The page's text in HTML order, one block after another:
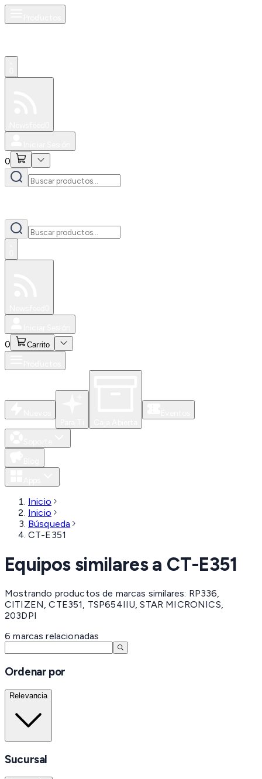
0
0 Carrito
Inicio
Inicio
Búsqueda
CT-E351
Equipos similares a CT-E351
Mostrando productos de marcas similares: RP336,
CITIZEN, CTE351, TSP654IIU, STAR MICRONICS,
203DPI
6 marcas relacionadas
Ordenar por
Relevancia
Sucursal